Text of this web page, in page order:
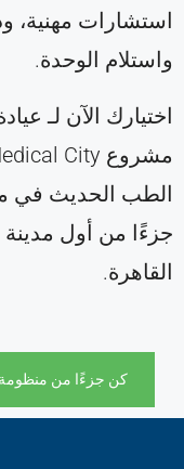
استشارات مهنية،
واستلام الوحدة.
اختيارك الآن لـ
الطب الحديث في
جزءًا من أول
القاهرة.
كن جزءًا من